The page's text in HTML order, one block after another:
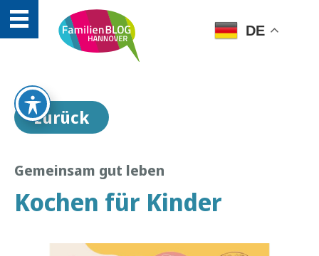
DE
zurück
Gemeinsam gut leben
Kochen für Kinder